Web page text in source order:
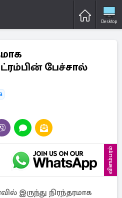
Desktop
பேச்சால்
விளம்பரம்
இருந்து நிரந்தரமாக